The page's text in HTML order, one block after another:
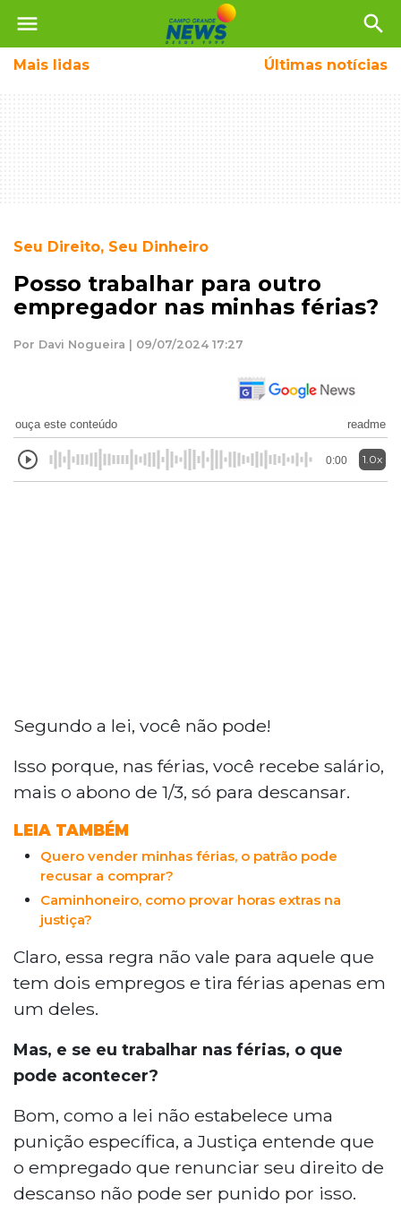
menu search
Mais lidas Últimas notícias
Seu Direito, Seu Dinheiro
Posso trabalhar para outro
empregador nas minhas férias?
Por Davi Nogueira | 09/07/2024 17:27
ouça este conteúdo readme
0:00 1.0x
Segundo a lei, você não pode!
Isso porque, nas férias, você recebe salário,
mais o abono de 1/3, só para descansar.
LEIA TAMBÉM
Quero vender minhas férias, o patrão pode
recusar a comprar?
Caminhoneiro, como provar horas extras na
justiça?
Claro, essa regra não vale para aquele que
tem dois empregos e tira férias apenas em
um deles.
Mas, e se eu trabalhar nas férias, o que
pode acontecer?
Bom, como a lei não estabelece uma
punição específica, a Justiça entende que
o empregado que renunciar seu direito de
descanso não pode ser punido por isso.